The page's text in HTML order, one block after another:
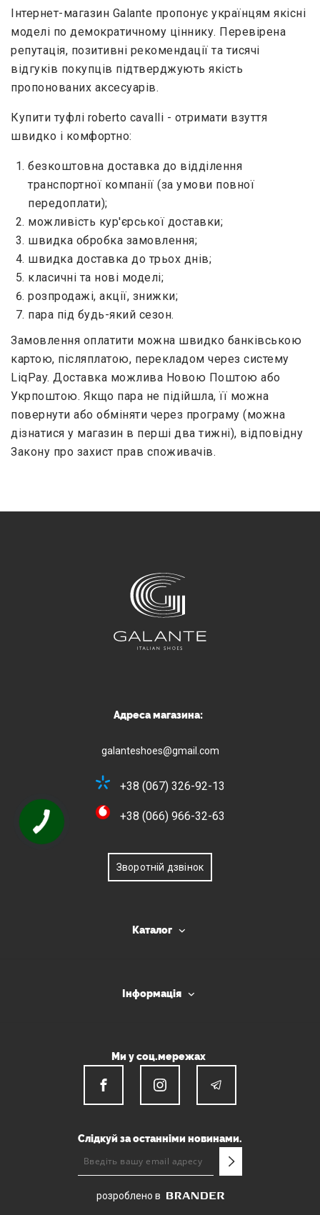
Інтернет-магазин Galante пропонує українцям якісні
моделі по демократичному ціннику. Перевірена
репутація, позитивні рекомендації та тисячі
відгуків покупців підтверджують якість
пропонованих аксесуарів.
Купити туфлі roberto cavalli - отримати взуття
швидко і комфортно:
безкоштовна доставка до відділення
транспортної компанії (за умови повної
передоплати);
можливість кур'єрської доставки;
швидка обробка замовлення;
швидка доставка до трьох днів;
класичні та нові моделі;
розпродажі, акції, знижки;
пара під будь-який сезон.
Замовлення оплатити можна швидко банківською
картою, післяплатою, перекладом через систему
LiqPay. Доставка можлива Новою Поштою або
Укрпоштою. Якщо пара не підійшла, її можна
повернути або обміняти через програму (можна
дізнатися у магазин в перші два тижні), відповідну
Закону про захист прав споживачів.
Адреса магазина:
galanteshoes@gmail.com
+38 (067) 326-92-13
+38 (066) 966-32-63
Зворотній дзвінок
Каталог
Інформація
Ми у соц.мережах
Слідкуй за останніми новинами.
розроблено в